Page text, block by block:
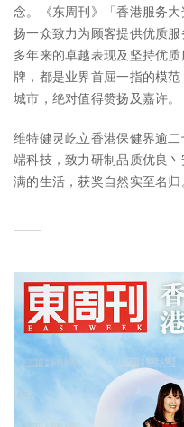
念。《东周刊》「香港服务
扬一众致力为顾客提供优质
多年来的卓越表现及坚持优
牌，都是业界首屈一指的模
城市，绝对值得赞扬及嘉许。
维特健灵屹立香港保健界逾
端科技，致力研制品质优良
满的生活，获奖自然实至名归